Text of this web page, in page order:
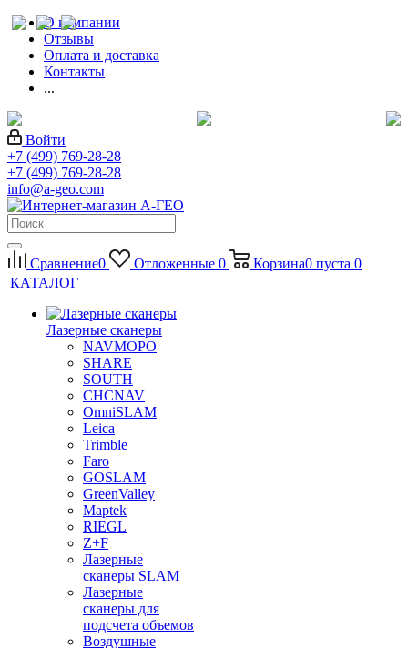
О компании
Отзывы
Оплата и доставка
Контакты
...
Войти
+7 (499) 769-28-28
+7 (499) 769-28-28
info@a-geo.com
Сравнение0 Отложенные 0 Корзина0 пуста 0
КАТАЛОГ
Лазерные сканеры
NAVMOPO
SHARE
SOUTH
CHCNAV
OmniSLAM
Leica
Trimble
Faro
GOSLAM
GreenValley
Maptek
RIEGL
Z+F
Лазерные
сканеры SLAM
Лазерные
сканеры для
подсчета объемов
Воздушные